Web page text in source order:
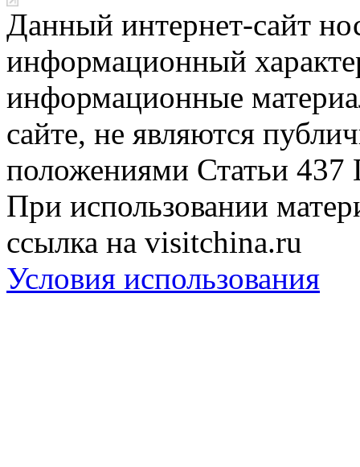
Данный интернет-сайт
информационный
информационные
сайте, не являются
положениями Статьи 437
При использовании
ссылка на visitchina.ru
Условия использования